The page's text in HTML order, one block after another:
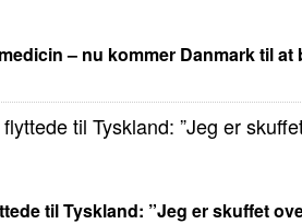
– nu kommer Danmark til at
til Tyskland: ”Jeg er skuffet